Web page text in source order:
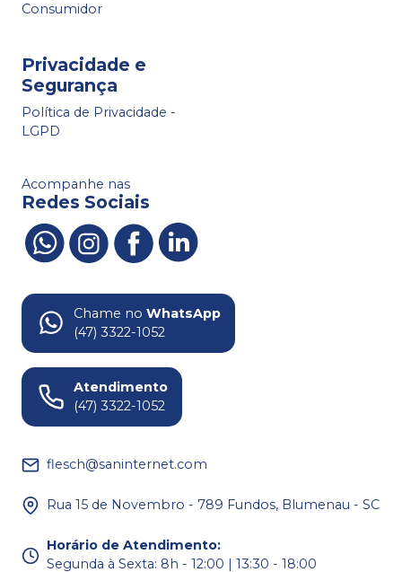
Consumidor
Privacidade e
Segurança
Política de Privacidade -
LGPD
Acompanhe nas
Redes Sociais
Chame no WhatsApp
(47) 3322-1052
Atendimento
(47) 3322-1052
flesch@saninternet.com
Rua 15 de Novembro - 789 Fundos, Blumenau - SC
Horário de Atendimento:
Segunda à Sexta: 8h - 12:00 | 13:30 - 18:00